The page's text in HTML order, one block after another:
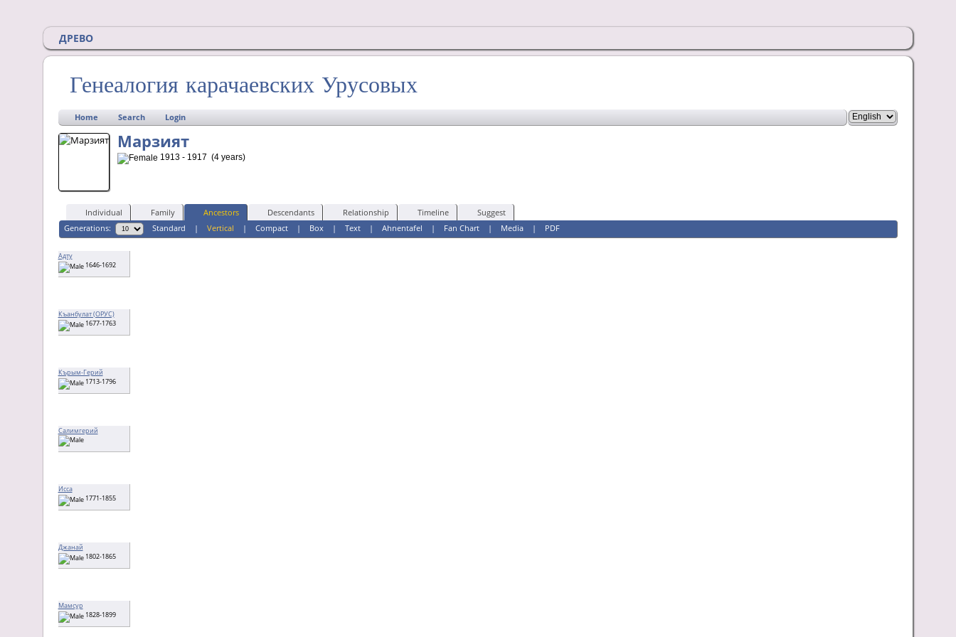
ДРЕВО
Генеалогия карачаевских Урусовых
Home Search Login
Марзият
1913 - 1917 (4 years)
Individual Family Ancestors Descendants Relationship Timeline
Suggest
Generations:
Standard |Vertical |Compact | Box |Text |Ahnentafel | Fan Chart | Media | PDF
Адту
1646-1692
Къанбулат (ОРУС)
1677-1763
Кърым-Герий
1713-1796
Салимгерий
Исса
1771-1855
Джанай
1802-1865
Мамсур
1828-1899